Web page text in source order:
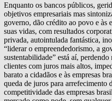
Enquanto os bancos públicos,
objetivos empresariais mas
governo, dão crédito ao povo e às
suas vidas, com resultados
privada, autointulada fantástica,
“liderar o empreendedorismo, a
sustentabilidade” está aí,
clientes com juros mais altos,
barato a cidadãos e às empresas
queda de juros para arrefecimento
competitividade das empresas